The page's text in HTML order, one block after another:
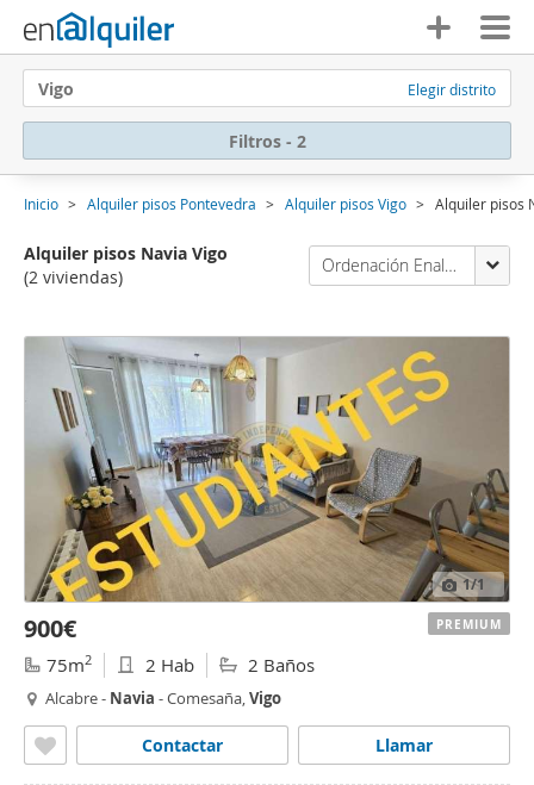
Vigo Elegir distrito
Filtros - 2
Inicio Alquiler pisos Pontevedra Alquiler pisos Vigo Alquiler pisos
Alquiler pisos Navia Vigo
(2 viviendas)
Ordenación Enalquiler
1/1
900€
75m2 2 Hab 2 Baños
Alcabre - Navia - Comesaña,Vigo
Llamar
Contactar
PREMIUM